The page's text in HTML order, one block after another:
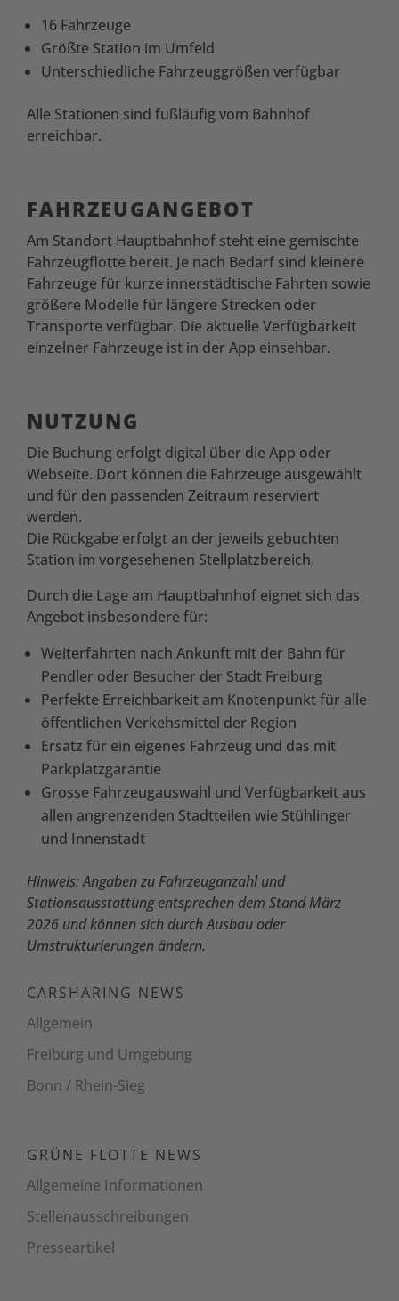
16 Fahrzeuge
Größte Station im Umfeld
Unterschiedliche Fahrzeuggrößen verfügbar
Alle Stationen sind fußläufig vom Bahnhof
erreichbar.
FAHRZEUGANGEBOT
Am Standort Hauptbahnhof steht eine gemischte
Fahrzeugflotte bereit. Je nach Bedarf sind kleinere
Fahrzeuge für kurze innerstädtische Fahrten sowie
größere Modelle für längere Strecken oder
Transporte verfügbar. Die aktuelle Verfügbarkeit
einzelner Fahrzeuge ist in der App einsehbar.
NUTZUNG
Die Buchung erfolgt digital über die App oder
Webseite. Dort können die Fahrzeuge ausgewählt
und für den passenden Zeitraum reserviert
werden.
Die Rückgabe erfolgt an der jeweils gebuchten
Station im vorgesehenen Stellplatzbereich.
Durch die Lage am Hauptbahnhof eignet sich das
Angebot insbesondere für:
Weiterfahrten nach Ankunft mit der Bahn für
Pendler oder Besucher der Stadt Freiburg
Perfekte Erreichbarkeit am Knotenpunkt für alle
öffentlichen Verkehsmittel der Region
Ersatz für ein eigenes Fahrzeug und das mit
Parkplatzgarantie
Grosse Fahrzeugauswahl und Verfügbarkeit aus
allen angrenzenden Stadtteilen wie Stühlinger
und Innenstadt
Hinweis: Angaben zu Fahrzeuganzahl und
Stationsausstattung entsprechen dem Stand März
2026 und können sich durch Ausbau oder
Umstrukturierungen ändern.
CARSHARING NEWS
Allgemein
Freiburg und Umgebung
Bonn / Rhein-Sieg
GRÜNE FLOTTE NEWS
Allgemeine Informationen
Stellenaus­schreibungen
Presseartikel